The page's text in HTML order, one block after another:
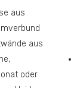
aus
aus
oder